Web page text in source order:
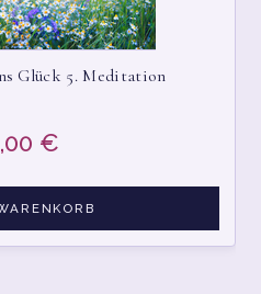
Glück 5. Meditation
€